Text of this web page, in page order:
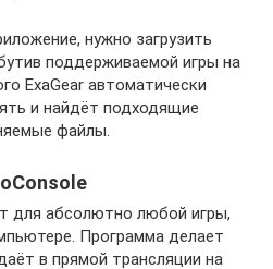
нужно загрузить
поддерживаемой игры на
ExaGear автоматически
и найдёт подходящие
файлы.
для абсолютно любой игры,
Программа делает
в прямой трансляции на